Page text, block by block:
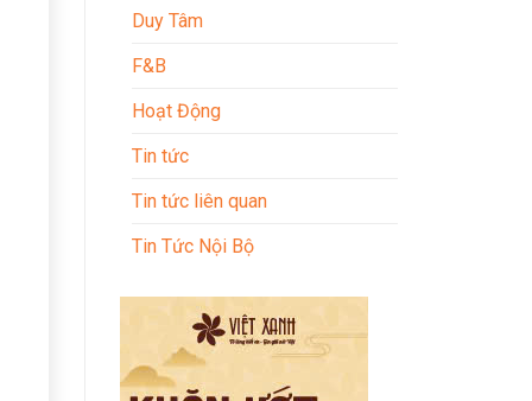
Duy Tâm
F&B
Hoạt Động
Tin tức
Tin tức liên quan
Tin Tức Nội Bộ